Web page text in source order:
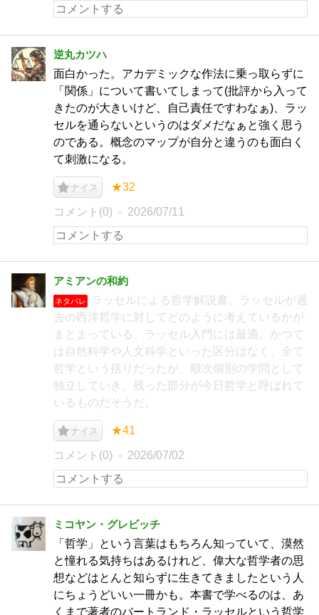
逆丸カツハ
面白かった。アカデミックな作法に乗っ取らずに
「関係」について書いてしまって(批評から入って
きたのが大きいけど、自己責任ですわなぁ)、ラッ
セルを通らないというのはダメだなぁと強く思う
のである。概念のマップが自分と違うのも面白く
て刺激になる。
ナイス ★32
コメント(0) 2026/07/11
アミアンの和約
ネタバレ
ラッセルによる哲学解説書。ラッセルが過
去の西洋哲学に対してどのように考えているかが
まとまっている。ラッセル入門には最適。かつて
は自然科学や人文科学といった区分はなく、全て
哲学という括りだったが、順次個別の学問として
独立していき、残った部分が今日哲学と呼ばれて
いるものだそうだ。
ナイス ★41
コメント(0) 2026/07/02
ミコヤン・グレビッチ
「哲学」という言葉はもちろん知っていて、漠然
と憧れる気持ちはあるけれど、偉大な哲学者の思
想などはとんと知らずに生きてきましたという人
にちょうどいい一冊かも。本書で学べるのは、あ
くまで著者のバートランド・ラッセルという哲学